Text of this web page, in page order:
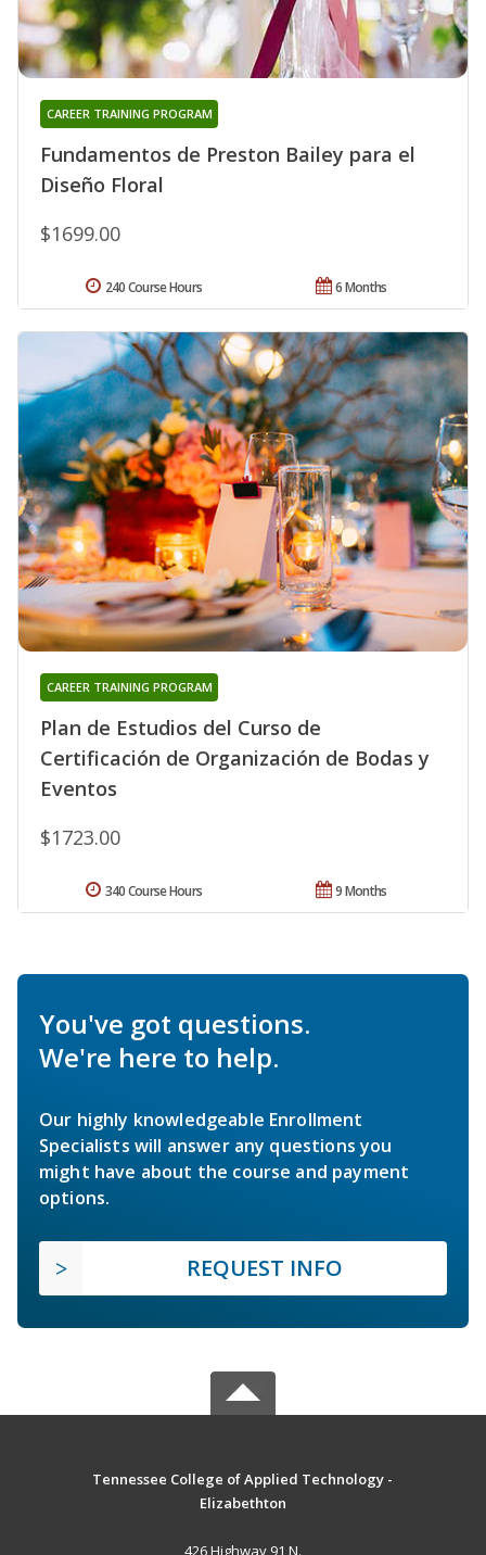
Fundamentos de Preston Bailey para el
Diseño Floral
CAREER TRAINING PROGRAM
$1699.00
6 Months
240 Course Hours
Plan de Estudios del Curso de
Certificación de Organización de Bodas y
Eventos
CAREER TRAINING PROGRAM
$1723.00
9 Months
340 Course Hours
You've got questions.
We're here to help.
Our highly knowledgeable Enrollment
Specialists will answer any questions you
might have about the course and payment
options.
REQUEST INFO
Tennessee College of Applied Technology -
Elizabethton
426 Highway 91 N.